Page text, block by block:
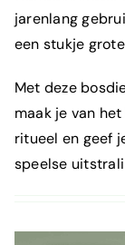
jarenlang
een stukje
Met deze
maak je van
ritueel en geef
speelse